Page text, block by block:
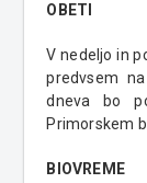
OBETI
V nedeljo in
predvsem
dneva bo
Primorskem
BIOVREME